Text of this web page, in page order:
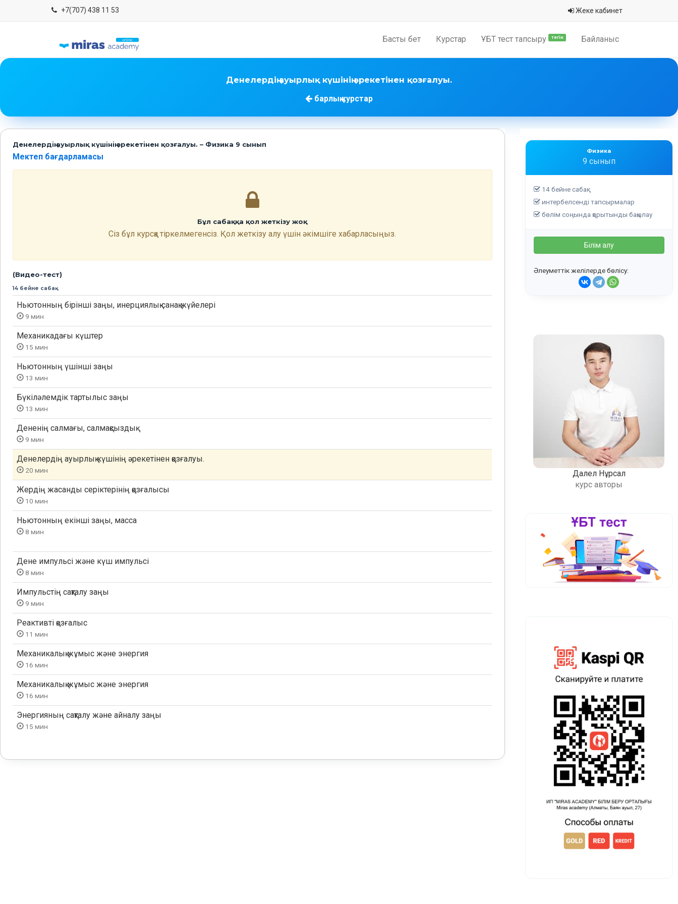
+7(707) 438 11 53 Жеке кабинет
Басты бет Курстар ҰБТ тест тапсыру тегін Байланыс
Денелердiң ауырлық күшiнiң әрекетiнен қозғалуы.
барлық курстар
Денелердiң ауырлық күшiнiң әрекетiнен қозғалуы. – Физика 9 сынып
Мектеп бағдарламасы
Бұл сабаққа қол жеткізу жоқ
Сіз бұл курсқа тіркелмегенсіз. Қол жеткізу алу үшін әкімшіге хабарласыңыз.
(Видео-тест)
14 бейне сабақ
Ньютонның бiрiншi заңы, инерциялық санақ жүйелерi
9 мин
Механикадағы күштер
15 мин
Ньютонның үшінші заңы
13 мин
Бүкiләлемдiк тартылыс заңы
13 мин
Дененің салмағы, салмақсыздық
9 мин
Денелердiң ауырлық күшiнiң әрекетiнен қозғалуы.
20 мин
Жердің жасанды серіктерінің қозғалысы
10 мин
Ньютонның екiншi заңы, масса
8 мин
Дене импульсі және күш импульсі
8 мин
Импульстің сақталу заңы
9 мин
Реактивтi қозғалыс
11 мин
Механикалық жұмыс және энергия
16 мин
Механикалық жұмыс және энергия
16 мин
Энергияның сақталу және айналу заңы
15 мин
Физика
9 сынып
14 бейне сабақ
интербелсенді тапсырмалар
бөлім соңында қорытынды бақылау
Білім алу
Әлеуметтік желілерде бөлісу:
Далел Нұрсал
курс авторы